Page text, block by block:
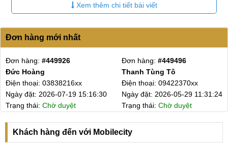
những ưu điểm nổi trội như dưới đây:
So với Pin Chính hãng, Pin Deji thường có giá thành
thấp hơn, giúp người dùng tiết kiệm chi phí mà vẫn đảm
Pin Deji thường có dung lượng tương đương Pin gốc
Apple. Bản dung lượng cao thường có mức dung lượng
lớn hơn so với Pin gốc, giúp kéo dài thời gian sử dụng
của thiết bị.
Pin Deji được sản xuất với tiêu chuẩn nghiêm ngặt,
đảm bảo chất lượng và độ bền cao..
Xem thêm chi tiết bài viết
Đơn hàng mới nhất
05-29 11:31:24
duyệt
Đơn hàng:
#449489
Thanh Tùng Tô
Điện thoại: 09422370xx
Ngày đặt: 2026-05-29 01:42:22
Trạng thái:
Chờ LT lên phiếu
Đơn hàng:
Điện thoại:
Ngày đặt:
Trạng thái:
Khách hàng đến với Mobilecity